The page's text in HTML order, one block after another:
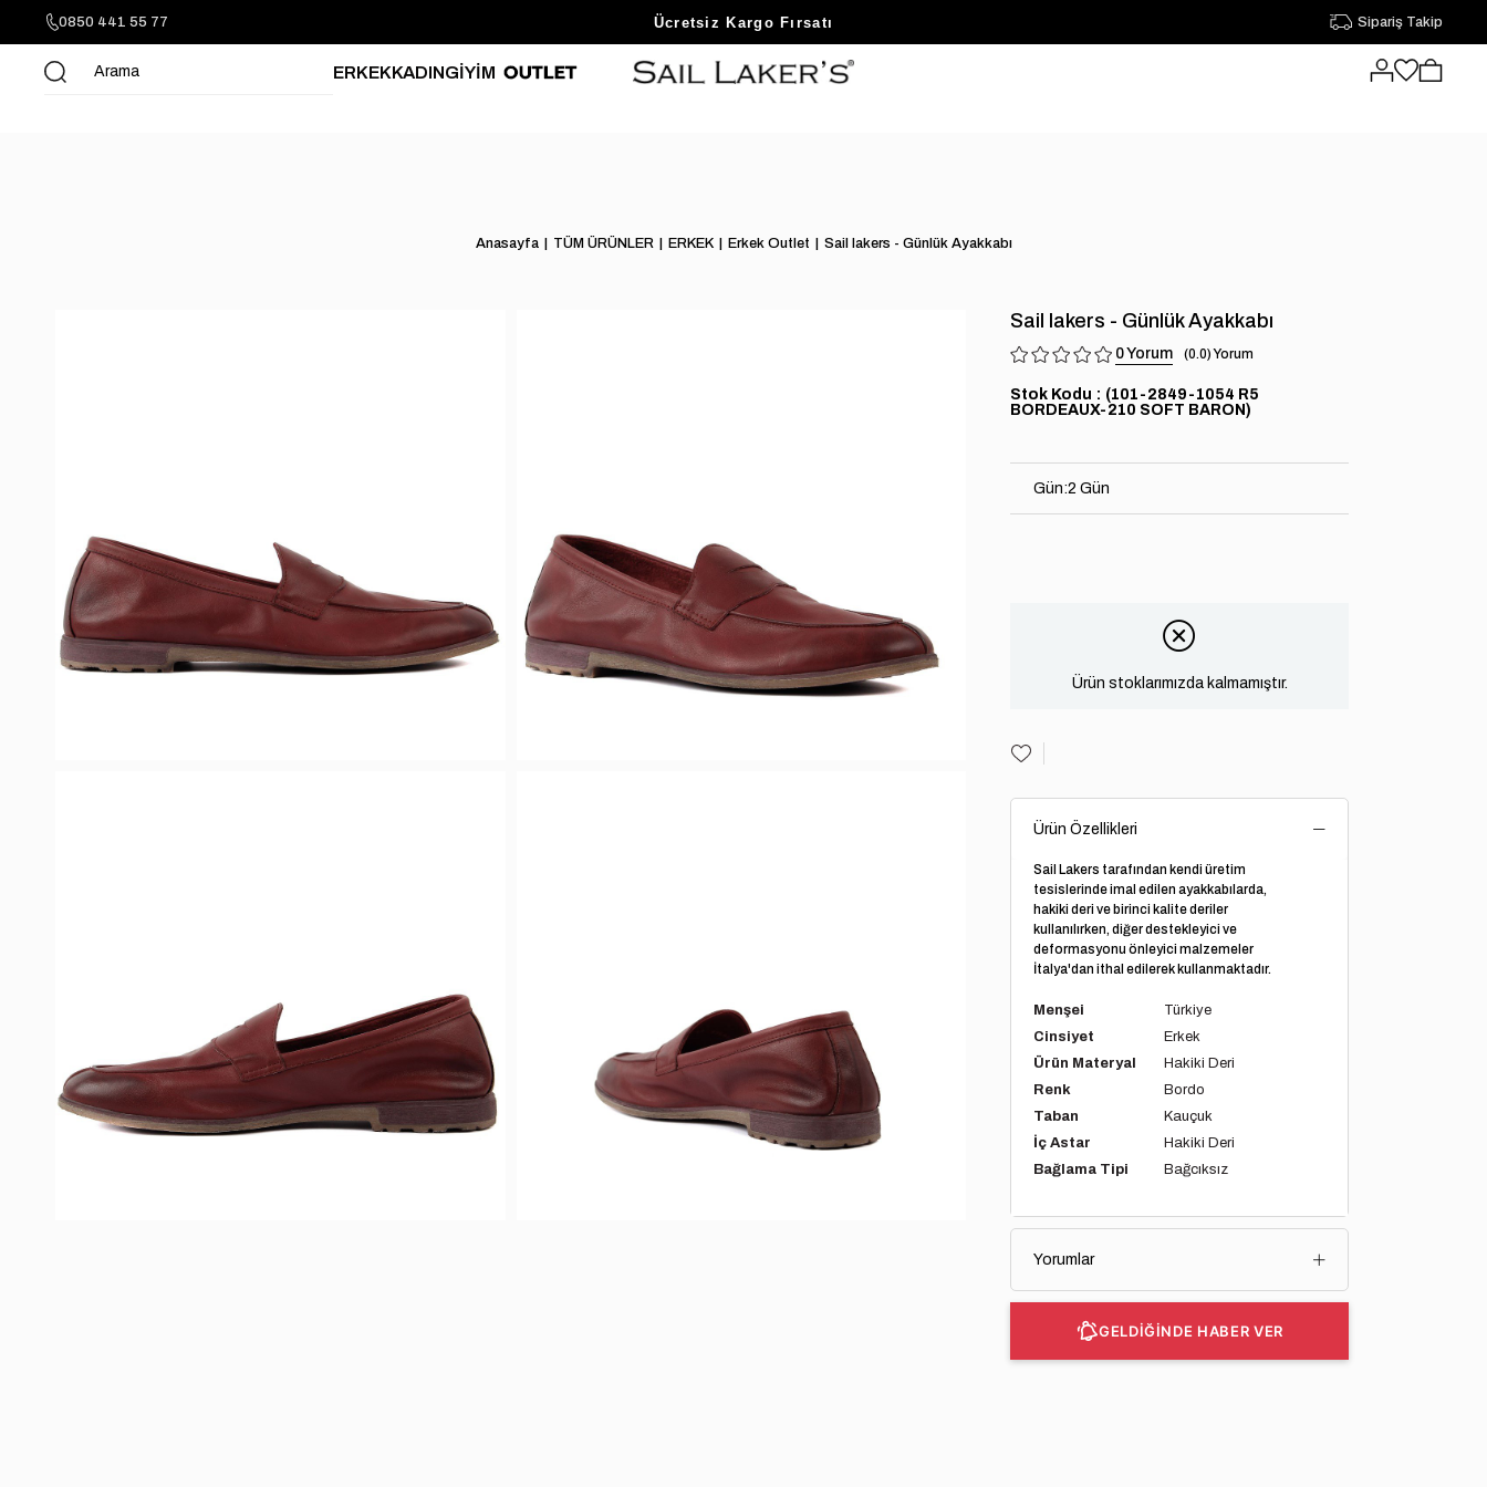
0850 441 55 77 Sezon Sonu Fırsatlarını Keşfet
Ücretsiz Kargo Fırsatı Sipariş Takip
ERKEKKADINGİYİM
Anasayfa TÜM ÜRÜNLER ERKEK Erkek Outlet Sail lakers - Günlük Ayakkabı
Sail lakers - Günlük Ayakkabı
0 0.0
Stok Kodu
(101-2849-1054 R5
BORDEAUX-210 SOFT BARON)
Gün:2 Gün
Ürün stoklarımızda kalmamıştır.
Ürün Özellikleri
Sail Lakers tarafından kendi üretim
tesislerinde imal edilen ayakkabılarda,
hakiki deri ve birinci kalite deriler
kullanılırken, diğer destekleyici ve
deformasyonu önleyici malzemeler
İtalya'dan ithal edilerek kullanmaktadır.
Menşei
Türkiye
Cinsiyet
Erkek
Ürün Materyal
Hakiki Deri
Renk
Bordo
Taban
Kauçuk
İç Astar
Hakiki Deri
Bağlama Tipi
Bağcıksız
Yorumlar
GELDİĞİNDE HABER VER